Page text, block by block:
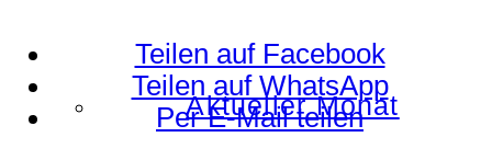
Aktueller Monat
Teilen auf Facebook
Teilen auf WhatsApp
Per E-Mail teilen